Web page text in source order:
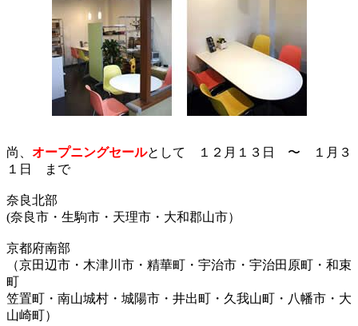
尚、 オープニングセールとして １２月１３日 〜 １月３
１日 まで
奈良北部
(奈良市・生駒市・天理市・大和郡山市）
京都府南部
（京田辺市・木津川市・精華町・宇治市・宇治田原町・和束
町
笠置町・南山城村・城陽市・井出町・久我山町・八幡市・大
山崎町）